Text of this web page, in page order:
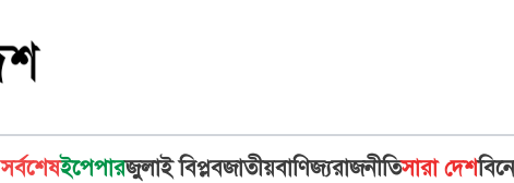
সর্বশেষইপেপারজুলাই বিপ্লবজাতীয়বাণিজ্যরাজনীতিসারা দেশ